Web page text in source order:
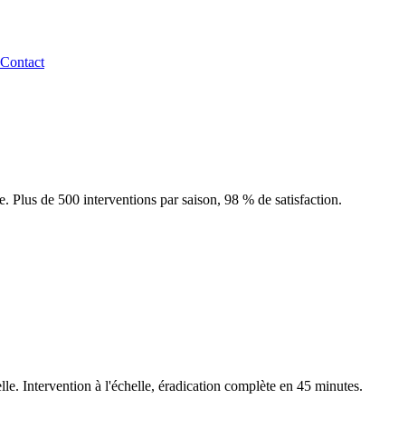
Contact
Plus de 500 interventions par saison, 98 % de satisfaction.
Intervention à l'échelle, éradication complète en 45 minutes.